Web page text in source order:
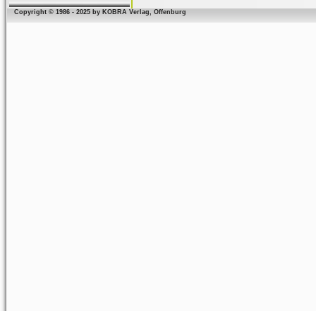
Copyright © 1986 - 2025 by KOBRA Verlag, Offenburg